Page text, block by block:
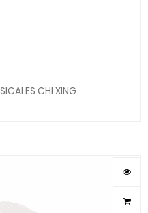
CHI XING